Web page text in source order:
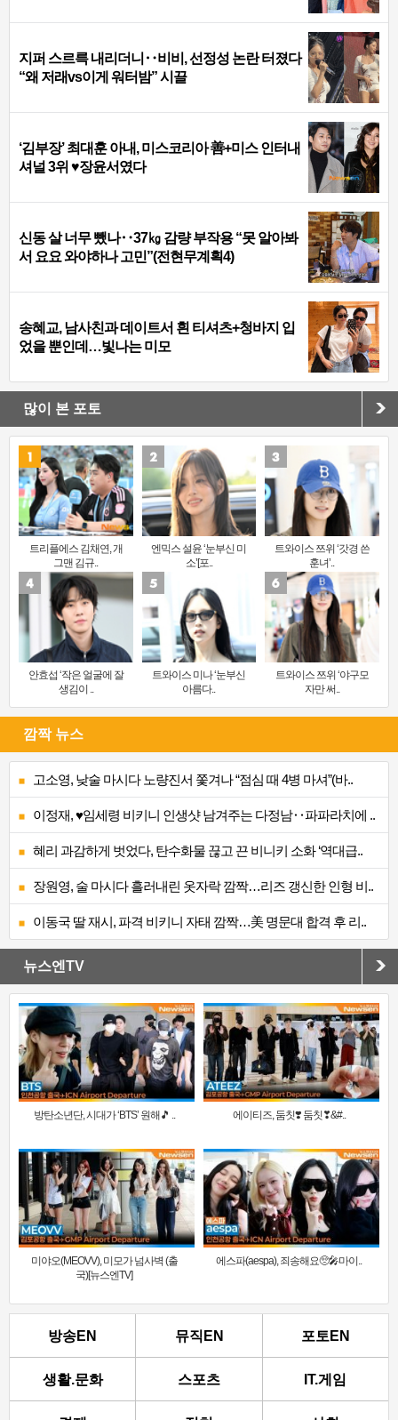
지퍼 스르륵 내리더니‥비비, 선정성 논란 터졌다
“왜 저래vs이게 워터밤” 시끌
‘김부장’ 최대훈 아내, 미스코리아 善+미스 인터내
셔널 3위 ♥장윤서였다
신동 살 너무 뺐나‥37㎏ 감량 부작용 “못 알아봐
서 요요 와야하나 고민”(전현무계획4)
송혜교, 남사친과 데이트서 흰 티셔츠+청바지 입
었을 뿐인데…빛나는 미모
많이 본 포토
트리플에스 김채연, 개
그맨 김규..
엔믹스 설윤 ‘눈부신 미
소’[포..
트와이스 쯔위 ‘갓경 쓴
훈녀’..
안효섭 ‘작은 얼굴에 잘
생김이 ..
트와이스 미나 ‘눈부신
아름다..
트와이스 쯔위 ‘야구모
자만 써..
깜짝 뉴스
고소영, 낮술 마시다 노량진서 쫓겨나 “점심 때 4병 마셔”(바..
이정재, ♥임세령 비키니 인생샷 남겨주는 다정남‥파파라치에 ..
혜리 과감하게 벗었다, 탄수화물 끊고 끈 비니키 소화 ‘역대급..
장원영, 술 마시다 흘러내린 옷자락 깜짝…리즈 갱신한 인형 비..
이동국 딸 재시, 파격 비키니 자태 깜짝…美 명문대 합격 후 리..
뉴스엔TV
방탄소년단, 시대가 ‘BTS’ 원해🎵 .. 에이티즈, 둠칫❣️ 둠칫❣&#..
미야오(MEOVV), 미모가 넘사벽 (출
국)[뉴스엔TV]
에스파(aespa), 죄송해요🥺🎤마이..
방송EN 뮤직EN 포토EN
생활.문화 스포츠 IT.게임